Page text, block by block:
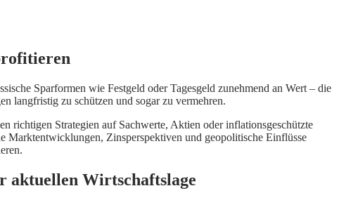
Sparformen wie Festgeld oder Tagesgeld zunehmend an Wert – die
langfristig zu schützen und sogar zu vermehren.
richtigen Strategien auf Sachwerte, Aktien oder inflationsgeschützte
Marktentwicklungen, Zinsperspektiven und geopolitische Einflüsse
aktuellen Wirtschaftslage